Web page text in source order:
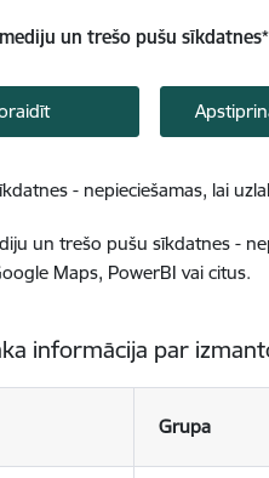
un trešo pušu sīkdatnes
- nepieciešamas, lai
un trešo pušu sīkdatnes -
Maps, PowerBI vai citus.
informācija par
Grupa